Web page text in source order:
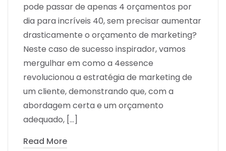
pode passar de apenas 4 orçamentos por
dia para incríveis 40, sem precisar aumentar
drasticamente o orçamento de marketing?
Neste caso de sucesso inspirador, vamos
mergulhar em como a 4essence
revolucionou a estratégia de marketing de
um cliente, demonstrando que, com a
abordagem certa e um orçamento
adequado, […]
Read More